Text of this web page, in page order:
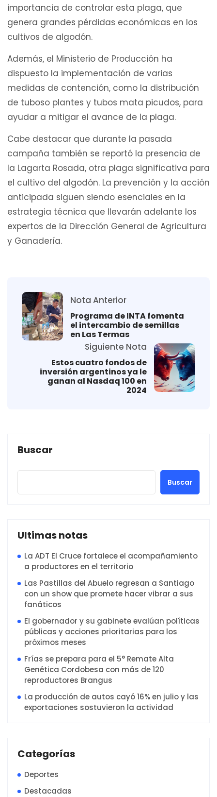
importancia de controlar esta plaga, que
genera grandes pérdidas económicas en los
cultivos de algodón.
Además, el Ministerio de Producción ha
dispuesto la implementación de varias
medidas de contención, como la distribución
de tuboso plantes y tubos mata picudos, para
ayudar a mitigar el avance de la plaga.
Cabe destacar que durante la pasada
campaña también se reportó la presencia de
la Lagarta Rosada, otra plaga significativa para
el cultivo del algodón. La prevención y la acción
anticipada siguen siendo esenciales en la
estrategia técnica que llevarán adelante los
expertos de la Dirección General de Agricultura
y Ganadería.
Nota Anterior
Programa de INTA fomenta
el intercambio de semillas
en Las Termas
Siguiente Nota
Estos cuatro fondos de
inversión argentinos ya le
ganan al Nasdaq 100 en
2024
Buscar
Buscar
Ultimas notas
La ADT El Cruce fortalece el acompañamiento
a productores en el territorio
Las Pastillas del Abuelo regresan a Santiago
con un show que promete hacer vibrar a sus
fanáticos
El gobernador y su gabinete evalúan políticas
públicas y acciones prioritarias para los
próximos meses
Frías se prepara para el 5° Remate Alta
Genética Cordobesa con más de 120
reproductores Brangus
La producción de autos cayó 16% en julio y las
exportaciones sostuvieron la actividad
Categorías
Deportes
Destacadas